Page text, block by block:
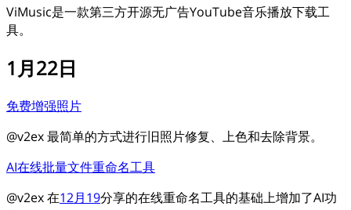
ViMusic是一款第三方开源无广告YouTube音乐播放下载工
具。
1月22日
免费增强照片
@v2ex 最简单的方式进行旧照片修复、上色和去除背景。
AI在线批量文件重命名工具
@v2ex 在12月19分享的在线重命名工具的基础上增加了AI功